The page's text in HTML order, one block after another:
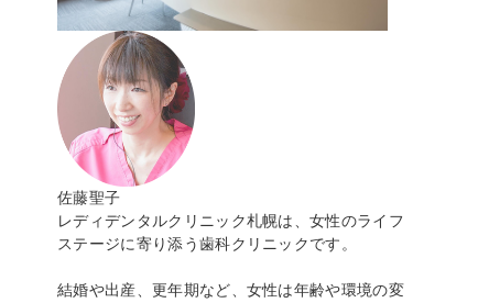
佐藤聖子
レディデンタルクリニック札幌は、女性のライフ
ステージに寄り添う歯科クリニックです。
結婚や出産、更年期など、女性は年齢や環境の変